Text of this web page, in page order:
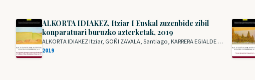
ALKORTA IDIAKEZ, Itziar I Euskal zuzenbide zibil
konparatuari buruzko azterketak, 2019
ALKORTA IDIAKEZ Itziar, GOÑI ZAVALA, Santiago, KARRERA EGIALDE Mikel Mari, FEDHAV
2019